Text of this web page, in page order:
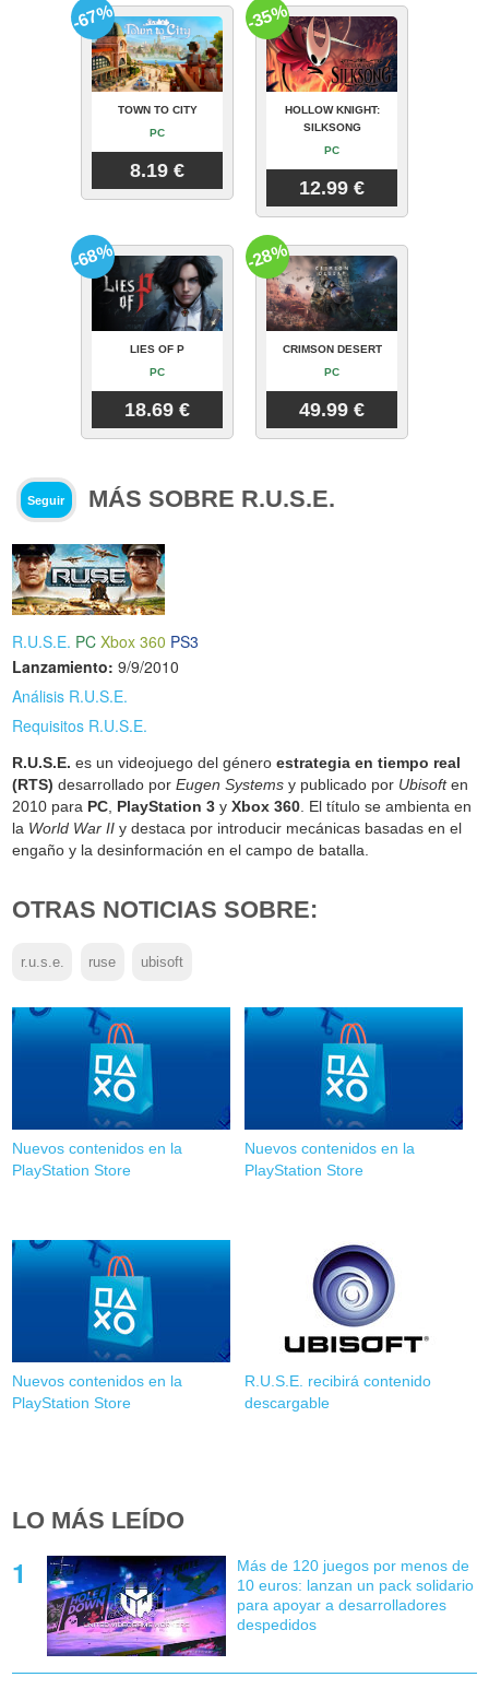
TOWN TO CITY
PC
8.19 €
-67%
HOLLOW KNIGHT:
SILKSONG
PC
12.99 €
-35%
LIES OF P
PC
18.69 €
-68%
CRIMSON DESERT
PC
49.99 €
-28%
Seguir MÁS SOBRE R.U.S.E.
R.U.S.E. PC Xbox 360 PS3
Lanzamiento: 9/9/2010
Análisis R.U.S.E.
Requisitos R.U.S.E.
R.U.S.E. es un videojuego del géneroestrategia en tiempo real
(RTS) desarrollado porEugen Systems y publicado por Ubisoften
2010 para PC PlayStation 3 yXbox 360 . El título se ambienta en
la World War II y destaca por introducir mecánicas basadas en el
engaño y la desinformación en el campo de batalla.
OTRAS NOTICIAS SOBRE:
r.u.s.e. ruse ubisoft
Nuevos contenidos en la
PlayStation Store
Nuevos contenidos en la
PlayStation Store
Nuevos contenidos en la
PlayStation Store
R.U.S.E. recibirá contenido
descargable
LO MÁS LEÍDO
Más de 120 juegos por menos de
10 euros: lanzan un pack solidario
para apoyar a desarrolladores
despedidos